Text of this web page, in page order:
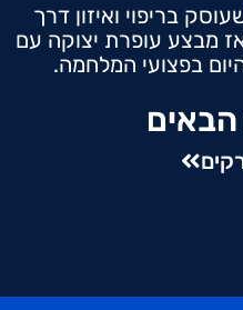
בריפוי ואיזון דרך
מבצע עופרת יצוקה עם
בפצועי המלחמה.